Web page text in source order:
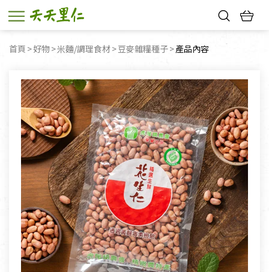
首頁 好物 米麵/調理食材 豆麥雜糧種子 目前頁面：
產品內容